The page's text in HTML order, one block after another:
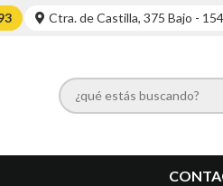
Ctra. de Castilla, 375 Bajo -